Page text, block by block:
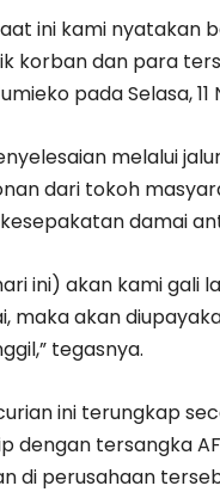
ini kami nyatakan
korban dan para
pada Selasa,
melalui
dari tokoh
damai
ini) akan kami gali
maka akan
tegasnya.
ini terungkap
dengan tersangka
di perusahaan